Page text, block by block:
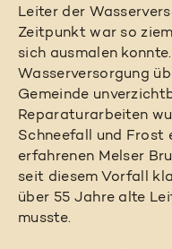
Leiter der
Zeitpunkt war so
sich ausmalen
Wasserversorgung
Gemeinde
Reparaturarbeiten
Schneefall und Frost
erfahrenen Melser
seit diesem Vorfall
über 55 Jahre alte
musste.